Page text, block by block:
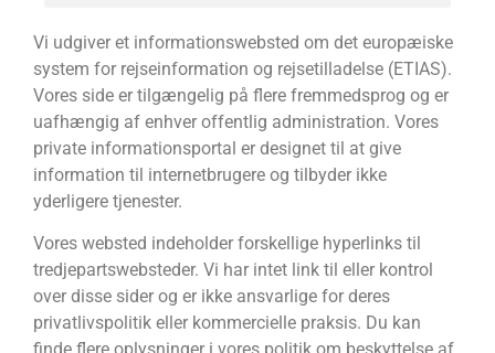
Vi udgiver et informationswebsted om det europæiske
system for rejseinformation og rejsetilladelse (ETIAS).
Vores side er tilgængelig på flere fremmedsprog og er
uafhængig af enhver offentlig administration. Vores
private informationsportal er designet til at give
information til internetbrugere og tilbyder ikke
yderligere tjenester.
Vores websted indeholder forskellige hyperlinks til
tredjepartswebsteder. Vi har intet link til eller kontrol
over disse sider og er ikke ansvarlige for deres
privatlivspolitik eller kommercielle praksis. Du kan